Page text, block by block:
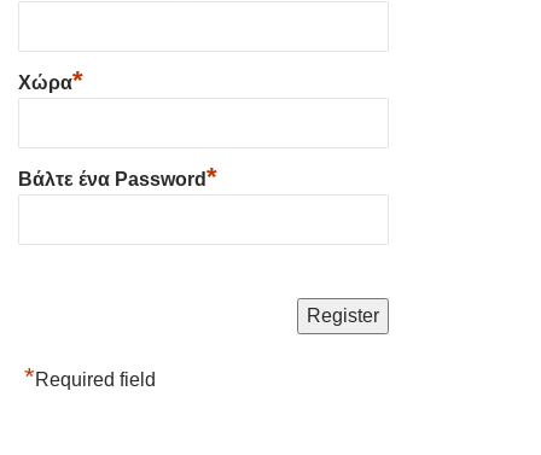
Χώρα*
Βάλτε ένα Password*
*Required field